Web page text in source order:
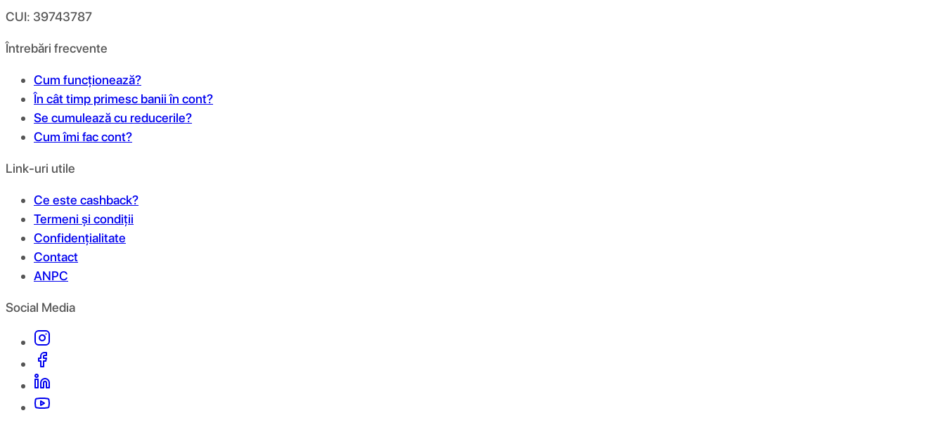
CUI: 39743787
Întrebări frecvente
Cum funcționează?
În cât timp primesc banii în cont?
Se cumulează cu reducerile?
Cum îmi fac cont?
Link-uri utile
Ce este cashback?
Termeni și condiții
Confidențialitate
Contact
ANPC
Social Media